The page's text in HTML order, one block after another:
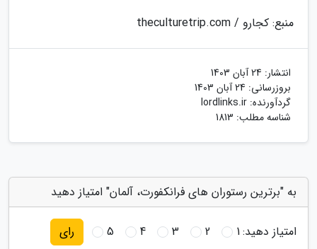
منبع: کجارو / theculturetrip.com
انتشار: 24 آبان 1403
بروزرسانی: 24 آبان 1403
گردآورنده: lordlinks.ir
شناسه مطلب: 1813
به "برترین رستوران های فرانکفورت، آلمان" امتیاز دهید
امتیاز دهید:1
2
3
4
5 رای